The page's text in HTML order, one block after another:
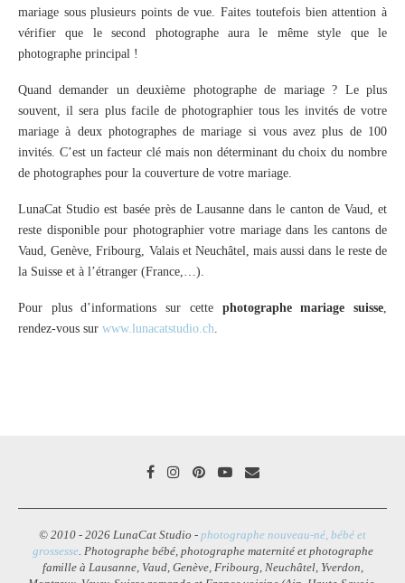
mariage sous plusieurs points de vue. Faites toutefois bien attention à
vérifier que le second photographe aura le même style que le
photographe principal !
Quand demander un deuxième photographe de mariage ? Le plus
souvent, il sera plus facile de photographier tous les invités de votre
mariage à deux photographes de mariage si vous avez plus de 100
invités. C’est un facteur clé mais non déterminant du choix du nombre
de photographes pour la couverture de votre mariage.
LunaCat Studio est basée près de Lausanne dans le canton de Vaud, et
reste disponible pour photographier votre mariage dans les cantons de
Vaud, Genève, Fribourg, Valais et Neuchâtel, mais aussi dans le reste de
la Suisse et à l’étranger (France,…).
Pour plus d’informations sur cette photographe mariage suisse
rendez-vous sur www.lunacatstudio.ch
© 2010 - 2026 LunaCat Studio - photographe nouveau-né, bébé et
grossesse. Photographe bébé, photographe maternité et photographe
famille à Lausanne, Vaud, Genève, Fribourg, Neuchâtel, Yverdon,